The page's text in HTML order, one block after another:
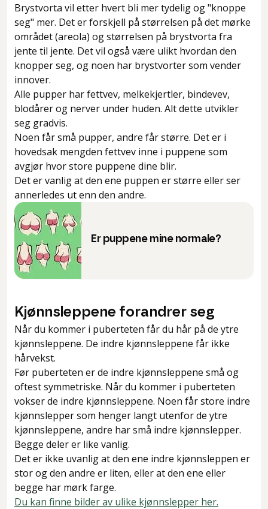
Brystvorta vil etter hvert bli mer tydelig og "knoppe
seg" mer. Det er forskjell på størrelsen på det mørke
området (areola) og størrelsen på brystvorta fra
jente til jente. Det vil også være ulikt hvordan den
knopper seg, og noen har brystvorter som vender
innover.
Alle pupper har fettvev, melkekjertler, bindevev,
blodårer og nerver under huden. Alt dette utvikler
seg gradvis.
Noen får små pupper, andre får større. Det er i
hovedsak mengden fettvev inne i puppene som
avgjør hvor store puppene dine blir.
Det er vanlig at den ene puppen er større eller ser
annerledes ut enn den andre.
Er puppene mine normale?
Kjønnsleppene forandrer seg
Når du kommer i puberteten får du hår på de ytre
kjønnsleppene. De indre kjønnsleppene får ikke
hårvekst.
Før puberteten er de indre kjønnsleppene små og
oftest symmetriske. Når du kommer i puberteten
vokser de indre kjønnsleppene. Noen får store indre
kjønnslepper som henger langt utenfor de ytre
kjønnsleppene, andre har små indre kjønnslepper.
Begge deler er like vanlig.
Det er ikke uvanlig at den ene indre kjønnsleppen er
stor og den andre er liten, eller at den ene eller
begge har mørk farge.
Du kan finne bilder av ulike kjønnslepper her.